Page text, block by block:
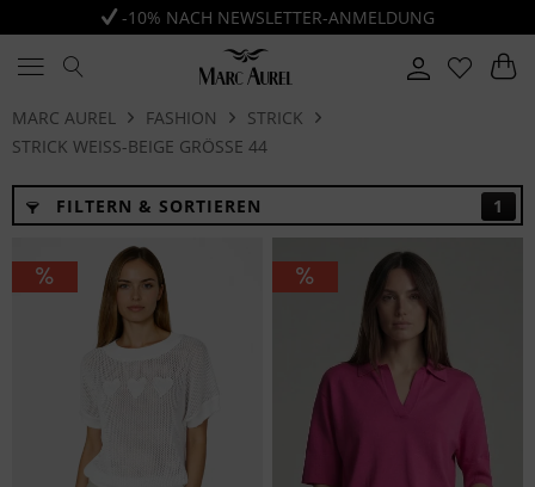
-10% NACH NEWSLETTER-ANMELDUNG
MARC AUREL FASHION
STRICK
STRICK WEISS-BEIGE GRÖSSE 44
FILTERN & SORTIEREN 1